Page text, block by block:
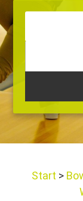
Start